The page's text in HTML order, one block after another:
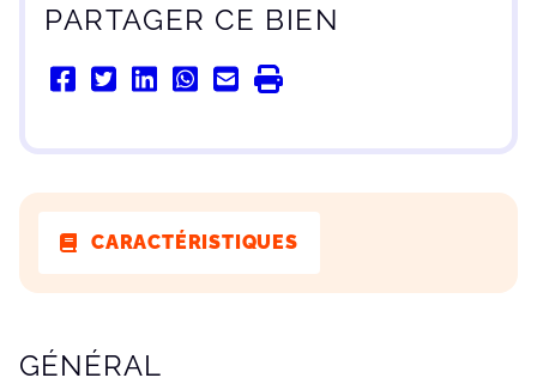
PARTAGER CE BIEN
CARACTÉRISTIQUES
CARACTÉRISTIQUES
GÉNÉRAL